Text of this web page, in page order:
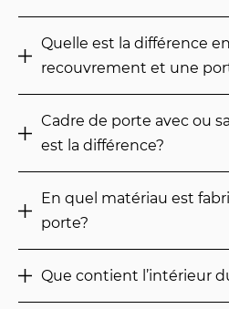
Quelle est la différence
recouvrement et une
Cadre de porte avec ou
est la différence?
En quel matériau est
porte?
Que contient l’intérieur